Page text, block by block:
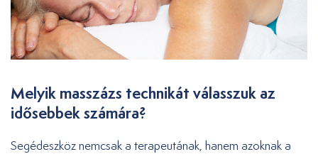
Melyik masszázs technikát válasszuk az
idősebbek számára?
Segédeszköz nemcsak a terapeutának, hanem azoknak a